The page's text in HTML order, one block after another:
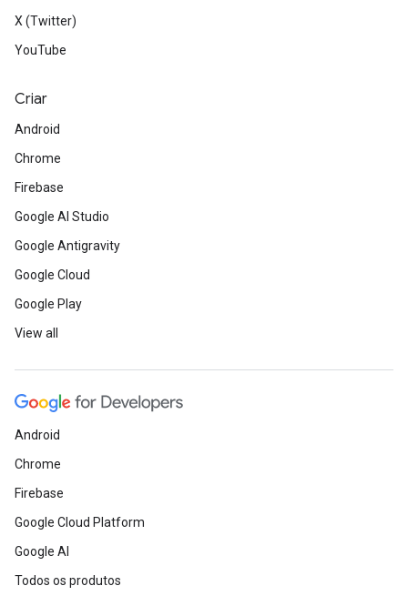
X (Twitter)
YouTube
Criar
Android
Chrome
Firebase
Google AI Studio
Google Antigravity
Google Cloud
Google Play
View all
Android
Chrome
Firebase
Google Cloud Platform
Google AI
Todos os produtos